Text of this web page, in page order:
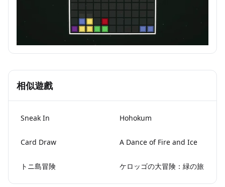
相似遊戲
Sneak In Hohokum
Card Draw A Dance of Fire and Ice
トニ島冒険 ケロッゴの大冒険：緑の旅